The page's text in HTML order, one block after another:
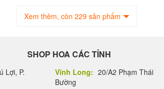
Xem thêm, còn 229 sản phẩm
SHOP HOA CÁC TỈNH
Lợi, P.
Vĩnh Long: 20/A2 Phạm Thái
Bường